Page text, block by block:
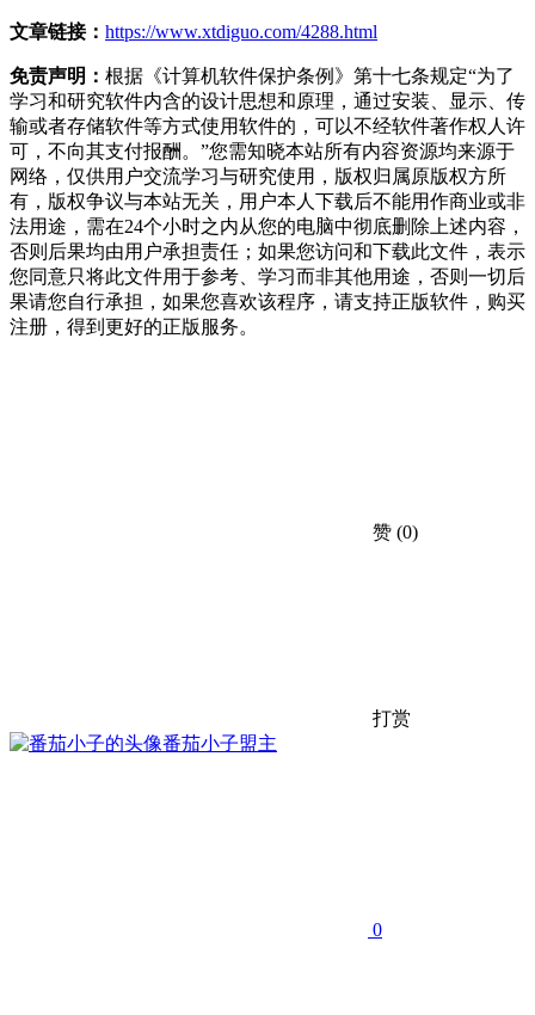
文章链接： https://www.xtdiguo.com/4288.html
免责声明： 根据《计算机软件保护条例》第十七条规定“为了
学习和研究软件内含的设计思想和原理，通过安装、显示、传
输或者存储软件等方式使用软件的，可以不经软件著作权人许
可，不向其支付报酬。”您需知晓本站所有内容资源均来源于
网络，仅供用户交流学习与研究使用，版权归属原版权方所
有，版权争议与本站无关，用户本人下载后不能用作商业或非
法用途，需在24个小时之内从您的电脑中彻底删除上述内容，
否则后果均由用户承担责任；如果您访问和下载此文件，表示
您同意只将此文件用于参考、学习而非其他用途，否则一切后
果请您自行承担，如果您喜欢该程序，请支持正版软件，购买
注册，得到更好的正版服务。
赞 (0)
打赏
番茄小子盟主
0